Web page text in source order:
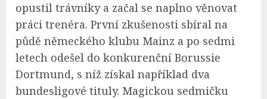
opustil trávníky a začal se naplno věnovat
práci trenéra. První zkušenosti sbíral na
půdě německého klubu Mainz a po sedmi
letech odešel do konkurenční Borussie
Dortmund, s níž získal například dva
bundesligové tituly. Magickou sedmičku